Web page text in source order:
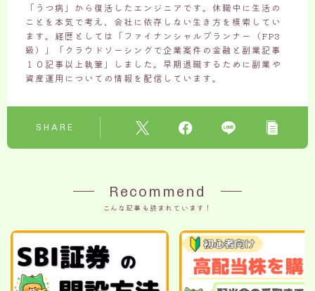
「うつ病」から復活したエンジニアです。休職中に生活の
ことを本気で考え、会社に依存しない生き方を模索してい
ます。経歴としては「ファイナンシャルプランナー（FP3
級）」「クラウドソーシングで企業案件の金融と副業記事
１０記事以上執筆」しました。早期退職するために副業や
資産運用についての情報を配信しています。
SHARE
Recommend
こんな記事も読まれています！